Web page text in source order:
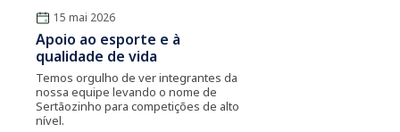
15 mai 2026
Apoio ao esporte e à
qualidade de vida
Temos orgulho de ver integrantes da
nossa equipe levando o nome de
Sertãozinho para competições de alto
nível.